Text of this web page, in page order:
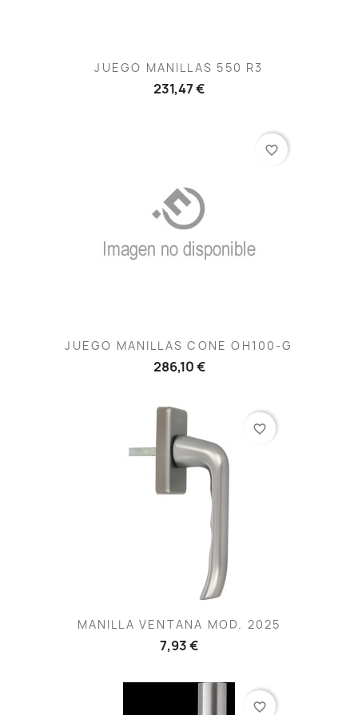
JUEGO MANILLAS 550 R3
231,47 €
JUEGO MANILLAS CONE OH100-G
286,10 €
favorite_border
MANILLA VENTANA MOD. 2025
7,93 €
favorite_border
favorite_border